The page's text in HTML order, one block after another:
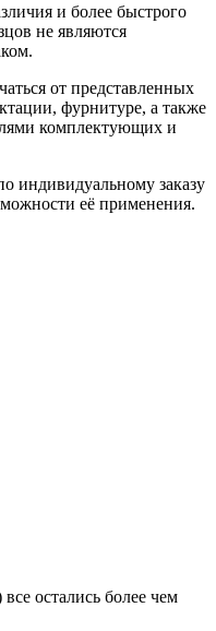
и более быстрого
не являются
от представленных
фурнитуре, а также
комплектующих и
индивидуальному заказу
её применения.
остались более чем